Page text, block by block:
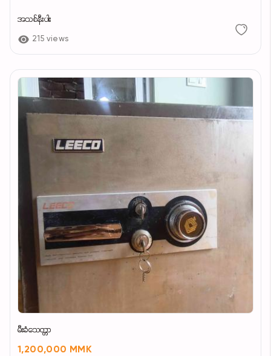
အသစ်နီးပါး
215 views
မီးခံသေတ္တာ
1,200,000 MMK